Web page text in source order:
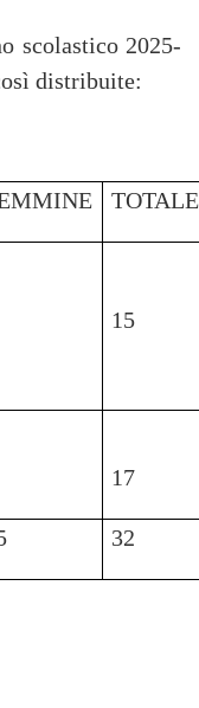
scolastico 2025-
distribuite:
TOTALE
15
17
32